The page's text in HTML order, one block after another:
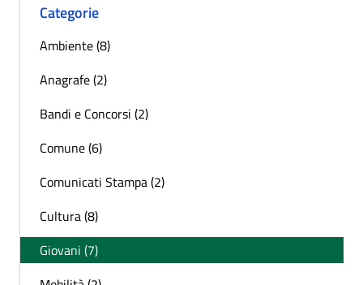
Categorie
Ambiente (8)
Anagrafe (2)
Bandi e Concorsi (2)
Comune (6)
Comunicati Stampa (2)
Cultura (8)
Giovani (7)